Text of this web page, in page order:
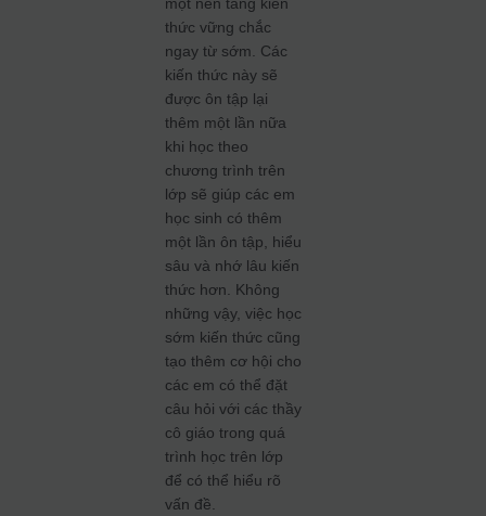
thức vững chắc
ngay từ sớm. Các
kiến thức này sẽ
được ôn tập lại
thêm một lần nữa
khi học theo
chương trình trên
lớp sẽ giúp các em
học sinh có thêm
một lần ôn tập, hiểu
sâu và nhớ lâu kiến
thức hơn. Không
những vậy, việc học
sớm kiến thức cũng
tạo thêm cơ hội cho
các em có thể đặt
câu hỏi với các thầy
cô giáo trong quá
trình học trên lớp
để có thể hiểu rõ
vấn đề.